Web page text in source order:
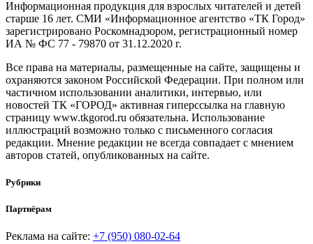
Информационная продукция для взрослых читателей и детей
старше 16 лет. СМИ «Информационное агентство «ТК Город»
зарегистрировано Роскомнадзором, регистрационный номер
ИА № ФС 77 - 79870 от 31.12.2020 г.
Все права на материалы, размещенные на сайте, защищены и
охраняются законом Российской Федерации. При полном или
частичном использовании аналитики, интервью, или
новостей ТК «ГОРОД» активная гиперссылка на главную
страницу www.tkgorod.ru обязательна. Использование
иллюстраций возможно только с письменного согласия
редакции. Мнение редакции не всегда совпадает с мнением
авторов статей, опубликованных на сайте.
Рубрики
Партнёрам
Реклама на сайте: +7 (950) 080-02-64